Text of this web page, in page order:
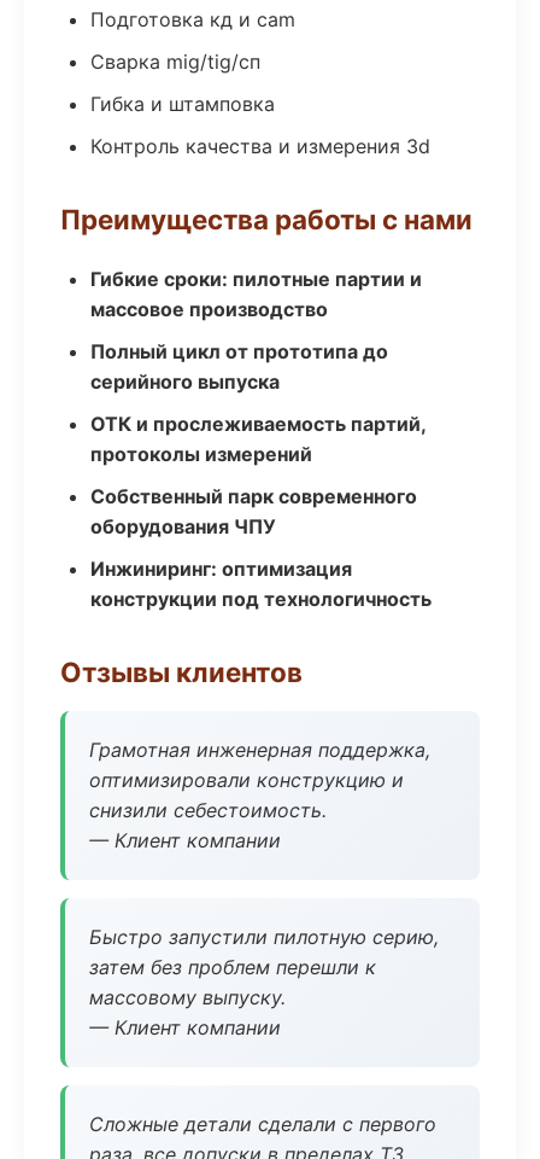
Подготовка кд и cam
Сварка mig/tig/сп
Гибка и штамповка
Контроль качества и измерения 3d
Преимущества работы с нами
Гибкие сроки: пилотные партии и
массовое производство
Полный цикл от прототипа до
серийного выпуска
ОТК и прослеживаемость партий,
протоколы измерений
Собственный парк современного
оборудования ЧПУ
Инжиниринг: оптимизация
конструкции под технологичность
Отзывы клиентов
Грамотная инженерная поддержка,
оптимизировали конструкцию и
снизили себестоимость.
— Клиент компании
Быстро запустили пилотную серию,
затем без проблем перешли к
массовому выпуску.
— Клиент компании
Сложные детали сделали с первого
раза, все допуски в пределах ТЗ.